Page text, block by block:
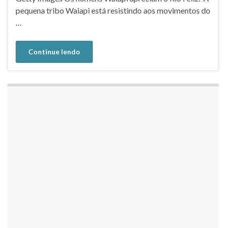
pequena tribo Waiapi está resistindo aos movimentos do
…
Continue lendo